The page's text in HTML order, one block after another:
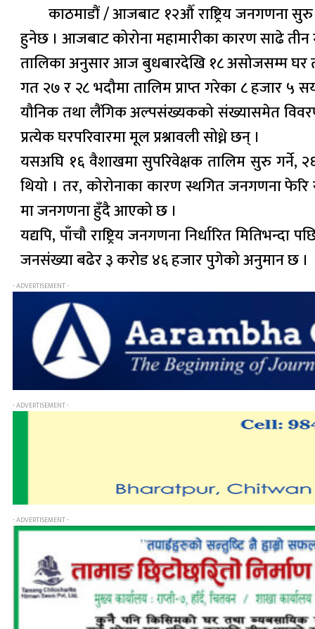
काठमाडौं / आजबाट १२औँ राष्ट्रिय जनगणना
हुनेछ । आजबाट कोरोना महामारीका कारण साढे तीन
तालिका अनुसार आज बुधबारदेखि १८ असोजसम्म घर
गत २७ र २८ भदौमा तालिम प्राप्त गरेका ८ हजार
यौनिक तथा लैंगिक अल्पसंख्यकको संख्यासमेत
प्रत्येक घरपरिवारमा मूल प्रश्नावली सोध्ने छन् ।
यसअघि १६ वैशाखमा सुपरिवेक्षक तालिम सुरु गर्ने,
थियो । तर, कोरोनाका कारण स्थगित जनगणना
मा जनगणना हुँदै आएको छ ।
यद्यपि, पाँचौ राष्ट्रिय जनगणना निर्धारित
जनसंख्या बढेर ३ करोड ४६ हजार पुगेको अनुमान छ ।
- ADVERTISEMENT -
- ADVERTISEMENT -
- ADVERTISEMENT -